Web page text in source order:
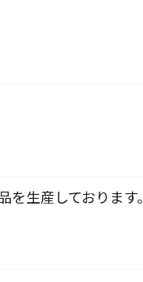
生産しております。